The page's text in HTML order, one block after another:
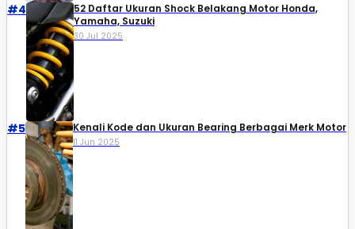
#4
52 Daftar Ukuran Shock Belakang Motor Honda,
Yamaha, Suzuki​
30 Jul 2025
#5 Kenali Kode dan Ukuran Bearing Berbagai Merk Motor
11 Jun 2025